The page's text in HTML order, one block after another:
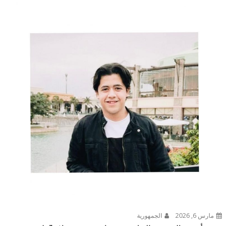
مارس 6, 2026 الجمهورية